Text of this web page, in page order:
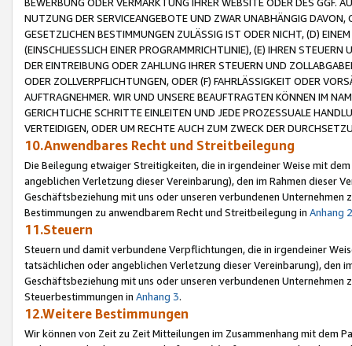
NUTZUNG DER SERVICEANGEBOTE UND ZWAR UNABHÄNGIG
GESETZLICHEN BESTIMMUNGEN ZULÄSSIG IST ODER NICHT, (D)
(EINSCHLIESSLICH EINER PROGRAMMRICHTLINIE), (E) IHREN
DER EINTREIBUNG ODER ZAHLUNG IHRER STEUERN UND
ODER ZOLLVERPFLICHTUNGEN, ODER (F) FAHRLÄSSIGKEIT ODER
AUFTRAGNEHMER. WIR UND UNSERE BEAUFTRAGTEN KÖNNEN IM
GERICHTLICHE SCHRITTE EINLEITEN UND JEDE PROZESSUALE
VERTEIDIGEN, ODER UM RECHTE AUCH ZUM ZWECK DER
10.Anwendbares Recht und Streitbeilegung
Die Beilegung etwaiger Streitigkeiten, die in irgendeiner Weise mit
angeblichen Verletzung dieser Vereinbarung), den im Rahmen dieser
Geschäftsbeziehung mit uns oder unseren verbundenen
Bestimmungen zu anwendbarem Recht und Streitbeilegung in Anhang 2
11.Steuern
Steuern und damit verbundene Verpflichtungen, die in irgendeiner
tatsächlichen oder angeblichen Verletzung dieser Vereinbarung), den
Geschäftsbeziehung mit uns oder unseren verbundenen
Steuerbestimmungen in Anhang 3.
12.Weitere Bestimmungen
Wir können von Zeit zu Zeit Mitteilungen im Zusammenhang mit dem